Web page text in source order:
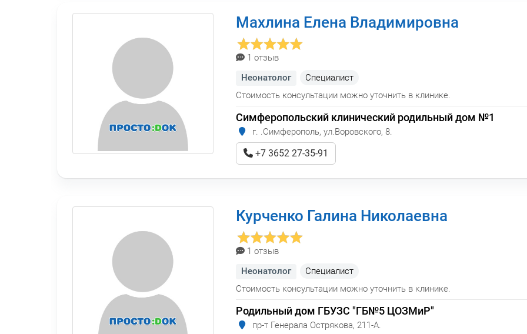
Махлина Елена Владимировна
1 отзыв
Неонатолог
Cпециалист
Стоимость консультации можно уточнить в клинике.
Симферопольский клинический родильный дом №1
г. .Симферополь, ул.Воровского, 8.
+7 3652 27-35-91
Курченко Галина Николаевна
1 отзыв
Неонатолог
Cпециалист
Стоимость консультации можно уточнить в клинике.
Родильный дом ГБУЗС "ГБ№5 ЦОЗМиР"
пр-т Генерала Острякова, 211-А.